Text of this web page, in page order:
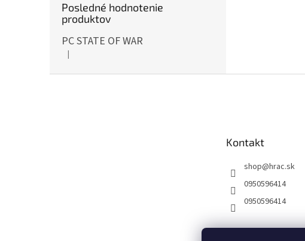
Posledné hodnotenie
produktov
PC STATE OF WAR
Hodnotenie produktu je 5 z 5 hviezdičiek.
|
Kontakt
shop@hrac.sk
0950596414
0950596414